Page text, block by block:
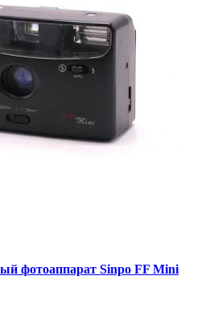
фотоаппарат Sinpo FF Mini